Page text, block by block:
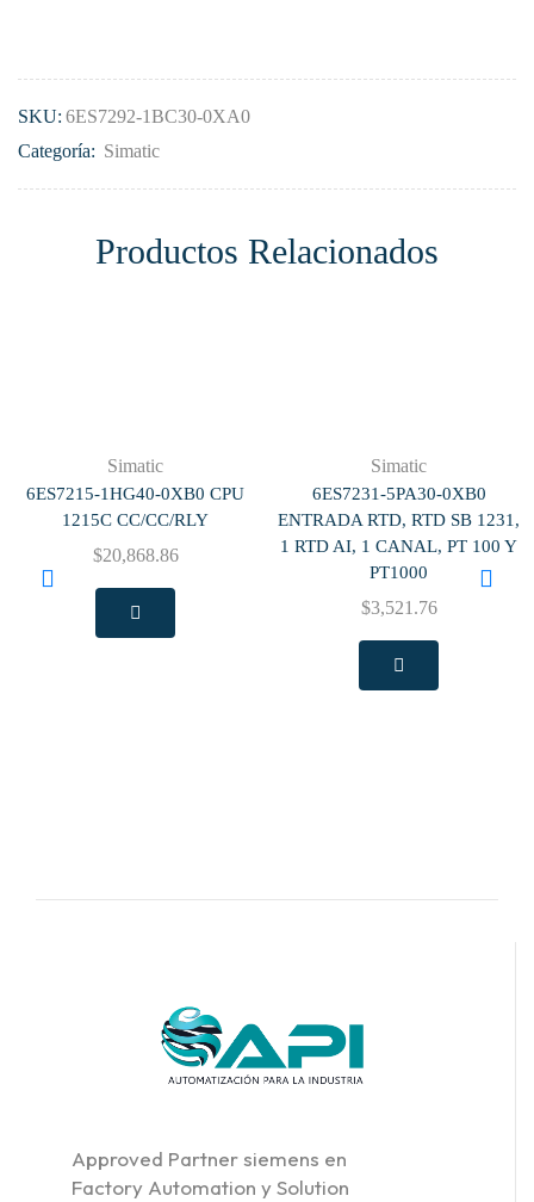
SKU: 6ES7292-1BC30-0XA0
Categoría: Simatic
Productos Relacionados
Simatic
6ES7215-1HG40-0XB0 CPU
1215C CC/CC/RLY
$20,868.86
Simatic
6ES7231-5PA30-0XB0
ENTRADA RTD, RTD SB 1231,
1 RTD AI, 1 CANAL, PT 100 Y
PT1000
$3,521.76
Approved Partner siemens en
Factory Automation y Solution